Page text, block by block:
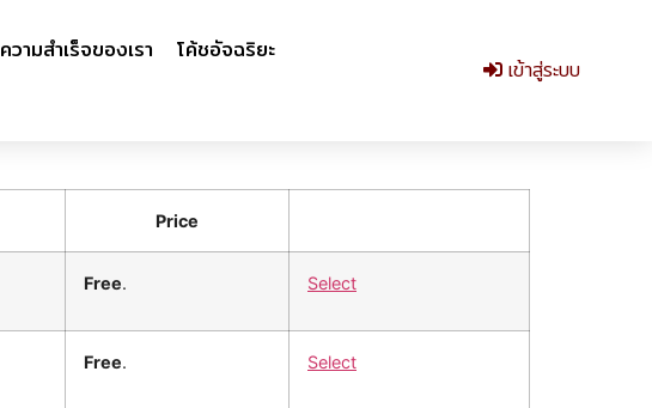
ความสำเร็จของเรา
โค้ชอัจฉริยะ
เข้าสู่ระบบ
Price
Free. Select
Free. Select